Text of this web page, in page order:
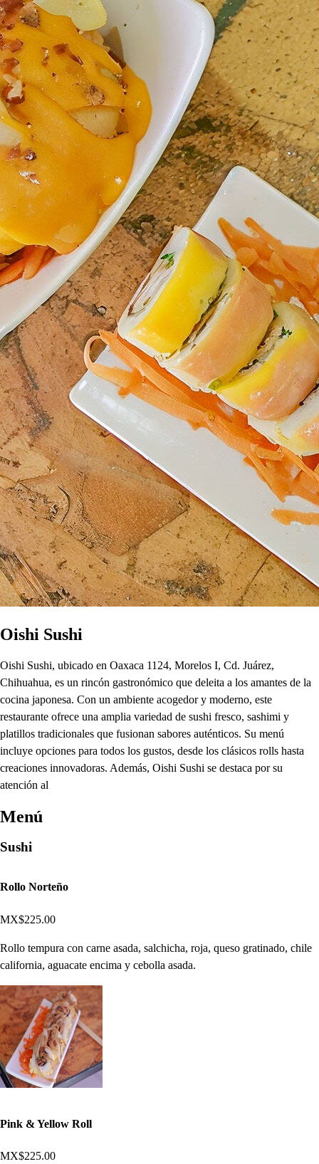
Oishi Sushi
Oishi Sushi, ubicado en Oaxaca 1124, Morelos I, Cd. Juárez,
Chihuahua, es un rincón gastronómico que deleita a los amantes de la
cocina japonesa. Con un ambiente acogedor y moderno, este
restaurante ofrece una amplia variedad de sushi fresco, sashimi y
platillos tradicionales que fusionan sabores auténticos. Su menú
incluye opciones para todos los gustos, desde los clásicos rolls hasta
creaciones innovadoras. Además, Oishi Sushi se destaca por su
atención al
Menú
Sushi
Rollo Norteño
MX$225.00
Rollo tempura con carne asada, salchicha, roja, queso gratinado, chile
california, aguacate encima y cebolla asada.
Pink & Yellow Roll
MX$225.00